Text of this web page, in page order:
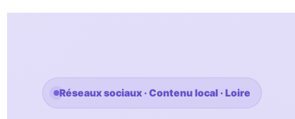
Réseaux sociaux · Contenu local · Loire